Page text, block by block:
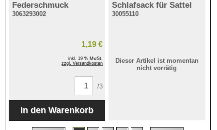
Federschmuck
3063293002
1,19 €
inkl. 19 % MwSt.
zzgl. Versandkosten
/3
Schlafsack für Sattel
30055110
Dieser Artikel ist momentan
nicht vorrätig